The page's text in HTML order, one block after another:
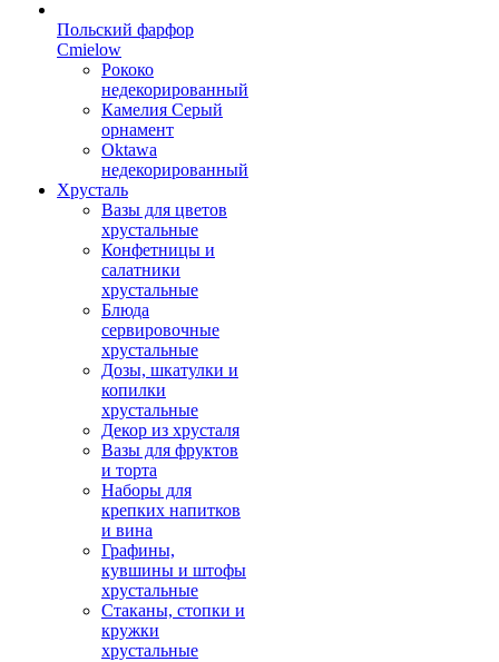
Польский фарфор
Сmielow
Рококо
недекорированный
Камелия Серый
орнамент
Oktawa
недекорированный
Хрусталь
Вазы для цветов
хрустальные
Конфетницы и
салатники
хрустальные
Блюда
сервировочные
хрустальные
Дозы, шкатулки и
копилки
хрустальные
Декор из хрусталя
Вазы для фруктов
и торта
Наборы для
крепких напитков
и вина
Графины,
кувшины и штофы
хрустальные
Стаканы, стопки и
кружки
хрустальные